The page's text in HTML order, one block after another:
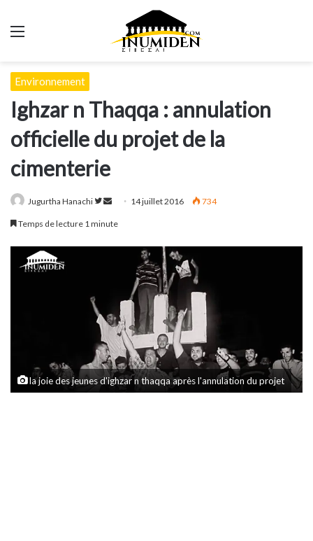
Menu
Environnement
Ighzar n Thaqqa : annulation
officielle du projet de la
cimenterie
Jugurtha Hanachi
Suivre
Envoyer14 juillet 2016 734
Temps de lecture 1 minute
la joie des jeunes d'ighzar n thaqqa après l'annulation du projet